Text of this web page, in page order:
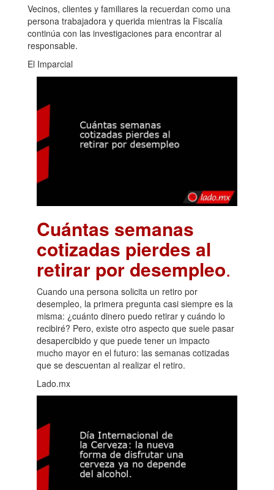
Vecinos, clientes y familiares la recuerdan como una
persona trabajadora y querida mientras la Fiscalía
continúa con las investigaciones para encontrar al
responsable.
El Imparcial
Cuántas semanas
cotizadas pierdes al
retirar por desempleo.
Cuando una persona solicita un retiro por
desempleo, la primera pregunta casi siempre es la
misma: ¿cuánto dinero puedo retirar y cuándo lo
recibiré? Pero, existe otro aspecto que suele pasar
desapercibido y que puede tener un impacto
mucho mayor en el futuro: las semanas cotizadas
que se descuentan al realizar el retiro.
Lado.mx